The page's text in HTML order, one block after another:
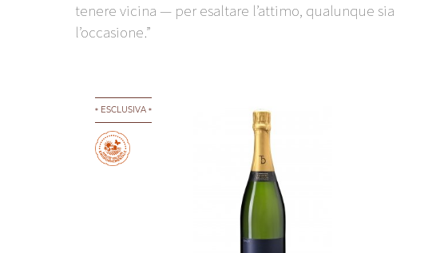
tenere vicina — per esaltare l’attimo, qualunque sia
l’occasione.”
ESCLUSIVA